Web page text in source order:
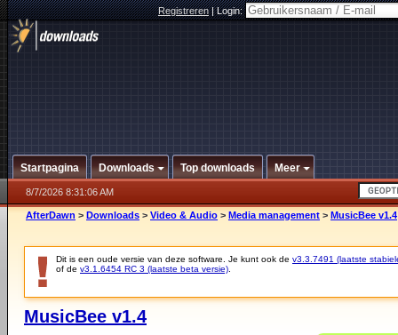
Registreren|Login:
Startpagina Downloads Top downloads Meer
8/7/2026 8:31:06 AM
AfterDawn > Downloads > Video & Audio > Media management > MusicBee v1.4
Dit is een oude versie van deze software. Je kunt ook de v3.3.7491 (laatste
of de v3.1.6454 RC 3 (laatste beta versie)
MusicBee v1.4